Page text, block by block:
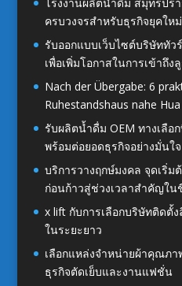
ครบวงจรสำหรับธุรกิจยุคใหม่
รับออกแบบเว็บไซต์บริษัททัว
เพื่อเพิ่มโอกาสในการเข้าถึง
Nach der Übergabe: 6
Ruhestandshaus nahe
รับผลิตน้ำดื่ม OEM ทางเลือ
พร้อมต่อยอดธุรกิจอย่างมั่นใจ
บริการวางฤกษ์มงคล จุดเริ่ม
ก่อนก้าวสู่ช่วงเวลาสำคัญใน
x lift กับการเลือกบริษัทติดตั้
ในระยะยาว
เลือกแหล่งจำหน่ายผ้าคุณภ
ธุรกิจตัดเย็บและงานแฟชั่น